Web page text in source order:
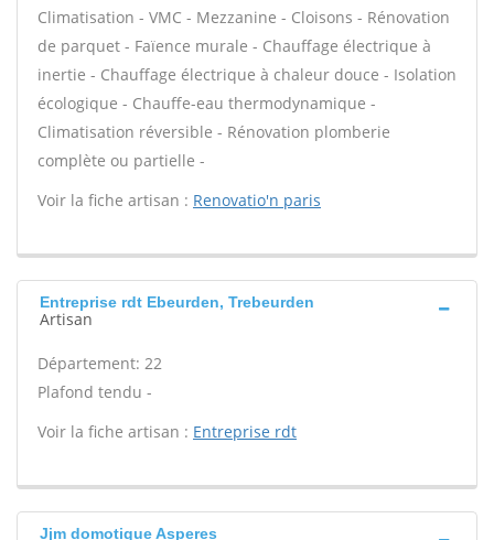
Climatisation - VMC - Mezzanine - Cloisons - Rénovation
de parquet - Faïence murale - Chauffage électrique à
inertie - Chauffage électrique à chaleur douce - Isolation
écologique - Chauffe-eau thermodynamique -
Climatisation réversible - Rénovation plomberie
complète ou partielle -
Voir la fiche artisan : Renovatio'n paris
Entreprise rdt Ebeurden, Trebeurden
Artisan
Département: 22
Plafond tendu -
Voir la fiche artisan : Entreprise rdt
Jjm domotique Asperes